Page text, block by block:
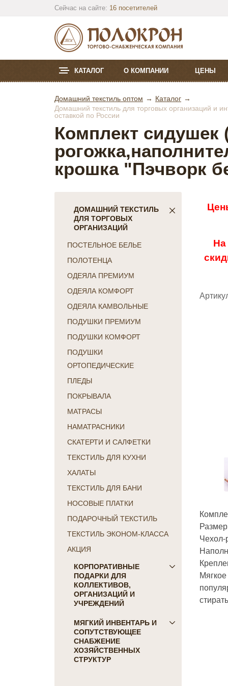
Сейчас на сайте: 16 посетителей
КАТАЛОГ О КОМПАНИИ ЦЕНЫ
Домашний текстиль оптом
Каталог
Домашний текстиль для торговых организаций и
оставкой по России
Комплект сидушек
крошка "Пэчворк
ДОМАШНИЙ ТЕКСТИЛЬ
ДЛЯ ТОРГОВЫХ
ОРГАНИЗАЦИЙ
ПОСТЕЛЬНОЕ БЕЛЬЕ
ПОЛОТЕНЦА
ОДЕЯЛА ПРЕМИУМ
ОДЕЯЛА КОМФОРТ
ОДЕЯЛА КАМВОЛЬНЫЕ
ПОДУШКИ ПРЕМИУМ
ПОДУШКИ КОМФОРТ
ПОДУШКИ
ОРТОПЕДИЧЕСКИЕ
ПЛЕДЫ
ПОКРЫВАЛА
МАТРАСЫ
НАМАТРАСНИКИ
СКАТЕРТИ И САЛФЕТКИ
ТЕКСТИЛЬ ДЛЯ КУХНИ
ХАЛАТЫ
ТЕКСТИЛЬ ДЛЯ БАНИ
НОСОВЫЕ ПЛАТКИ
ПОДАРОЧНЫЙ ТЕКСТИЛЬ
ТЕКСТИЛЬ ЭКОНОМ-КЛАССА
АКЦИЯ
КОРПОРАТИВНЫЕ
ПОДАРКИ ДЛЯ
КОЛЛЕКТИВОВ,
ОРГАНИЗАЦИЙ И
УЧРЕЖДЕНИЙ
ПОДАРКИ ДЛЯ КОГО:
Женщинам
Коллегам
Мужчинам
МЯГКИЙ ИНВЕНТАРЬ И
СОПУТСТВУЮЩЕЕ
СНАБЖЕНИЕ
ХОЗЯЙСТВЕННЫХ
СТРУКТУР
На
Чехол-